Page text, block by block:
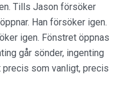
Tills Jason försöker
Han försöker igen.
igen. Fönstret öppnas
går sönder, ingenting
som vanligt, precis